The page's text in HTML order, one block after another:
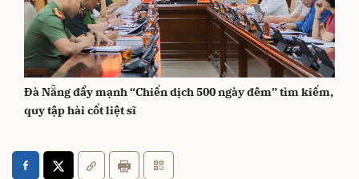
Đà Nẵng đẩy mạnh “Chiến dịch 500 ngày đêm” tìm kiếm,
quy tập hài cốt liệt sĩ